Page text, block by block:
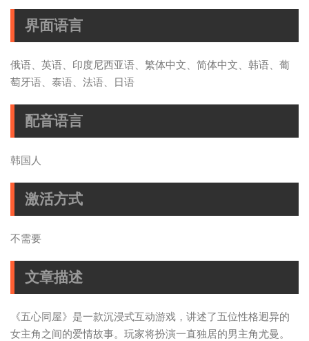
界面语言
俄语、英语、印度尼西亚语、繁体中文、简体中文、韩语、葡
萄牙语、泰语、法语、日语
配音语言
韩国人
激活方式
不需要
文章描述
《五心同屋》是一款沉浸式互动游戏，讲述了五位性格迥异的
女主角之间的爱情故事。玩家将扮演一直独居的男主角尤曼。